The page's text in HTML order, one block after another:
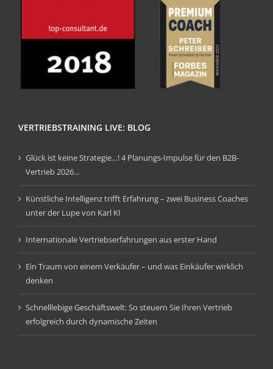
VERTRIEBSTRAINING LIVE: BLOG
Glück ist keine Strategie…! 4 Planungs-Impulse für den B2B-
Vertrieb 2026…
Künstliche Intelligenz trifft Erfahrung – zwei Business Coaches
unter der Lupe von Karl KI
Internationale Vertriebserfahrungen aus erster Hand
Ein Traum von einem Verkäufer – und was Einkäufer wirklich
denken
Schnelllebige Geschäftswelt: So steuern Sie Ihren Vertrieb
erfolgreich durch dynamische Zeiten